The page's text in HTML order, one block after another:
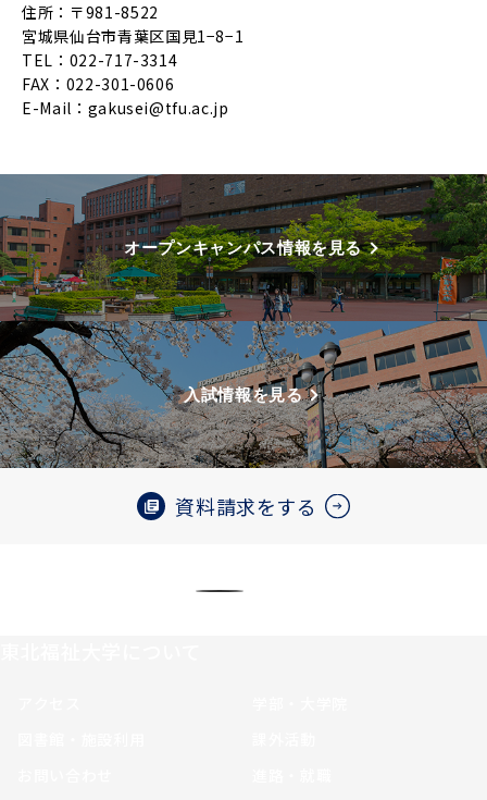
住所：〒981-8522
宮城県仙台市青葉区国見1−8−1
TEL：022-717-3314
FAX：022-301-0606
E-Mail： gakusei@tfu.ac.jp
オープンキャンパス情報を見る
入試情報を見る
資料請求をする